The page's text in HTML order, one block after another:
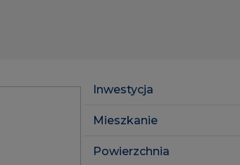
Inwestycja
Mieszkanie
Powierzchnia